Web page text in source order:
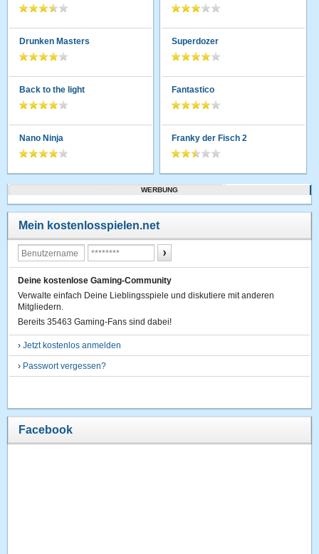
Drunken Masters
Back to the light
Nano Ninja
Superdozer
Fantastico
Franky der Fisch 2
WERBUNG
Mein kostenlosspielen.net
Deine kostenlose Gaming-Community
Verwalte einfach Deine Lieblingsspiele und diskutiere mit anderen
Mitgliedern.
Bereits 35463 Gaming-Fans sind dabei!
›Jetzt kostenlos anmelden
› Passwort vergessen?
Facebook